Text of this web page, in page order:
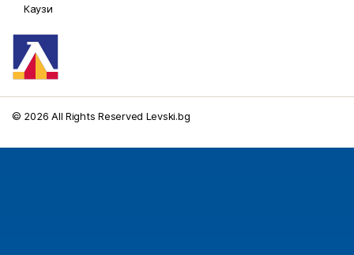
Каузи
© 2026 All Rights Reserved Levski.bg